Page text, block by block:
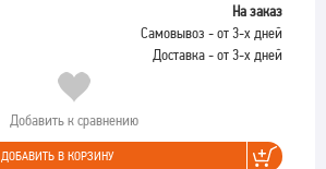
На заказ
Самовывоз - от 3-х дней
Доставка - от 3-х дней
Добавить к сравнению
ДОБАВИТЬ В КОРЗИНУ